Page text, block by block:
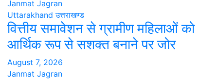
Janmat Jagran
Uttarakhand उत्तराखण्ड
वित्तीय समावेशन से ग्रामीण महिलाओं को
आर्थिक रूप से सशक्त बनाने पर जोर
August 7, 2026
Janmat Jagran